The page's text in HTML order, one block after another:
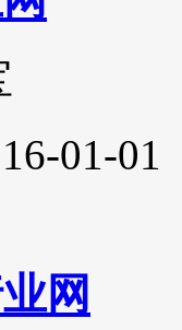
01-01
网